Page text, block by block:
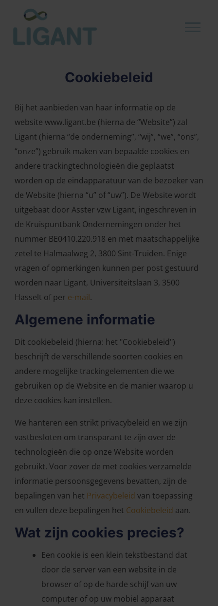
Cookiebeleid
Bij het aanbieden van haar informatie op de
website www.ligant.be (hierna de “Website”) zal
Ligant (hierna “de onderneming”, “wij”, “we”, “ons”,
“onze”) gebruik maken van bepaalde cookies en
andere trackingtechnologieën die geplaatst
worden op de eindapparatuur van de bezoeker van
de Website (hierna “u” of “uw”). De Website wordt
uitgebaat door Asster vzw Ligant, ingeschreven in
de Kruispuntbank Ondernemingen onder het
nummer BE0410.220.918 en met maatschappelijke
zetel te Halmaalweg 2, 3800 Sint-Truiden. Enige
vragen of opmerkingen kunnen per post gestuurd
worden naar Ligant, Universiteitslaan 3, 3500
Hasselt of per e-mail.
Algemene informatie
Dit cookiebeleid (hierna: het "Cookiebeleid")
beschrijft de verschillende soorten cookies en
andere mogelijke trackingelementen die we
gebruiken op de Website en de manier waarop u
deze cookies kan instellen.
We hanteren een strikt privacybeleid en we zijn
vastbesloten om transparant te zijn over de
technologieën die op onze Website worden
gebruikt. Voor zover de met cookies verzamelde
informatie persoonsgegevens bevatten, zijn de
bepalingen van het Privacybeleid van toepassing
en vullen deze bepalingen het Cookiebeleid aan.
Wat zijn cookies precies?
Een cookie is een klein tekstbestand dat
door de server van een website in de
browser of op de harde schijf van uw
computer of op uw mobiel apparaat